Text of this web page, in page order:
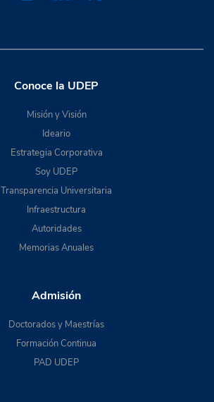
Conoce la UDEP
Misión y Visión
Ideario
Estrategia Corporativa
Soy UDEP
Transparencia Universitaria
Infraestructura
Autoridades
Memorias Anuales
Admisión
Doctorados y Maestrías
Formación Continua
PAD UDEP